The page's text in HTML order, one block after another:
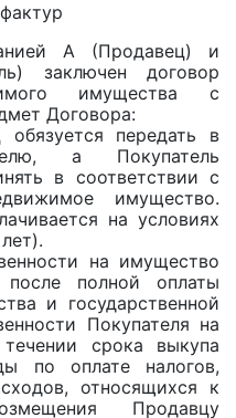
А (Продавец) и
заключен договор
имущества с
Договора:
передать в
а Покупатель
в соответствии с
имущество.
на условиях
на имущество
после полной оплаты
и государственной
Покупателя на
срока выкупа
по оплате налогов,
относящихся к
Продавцу